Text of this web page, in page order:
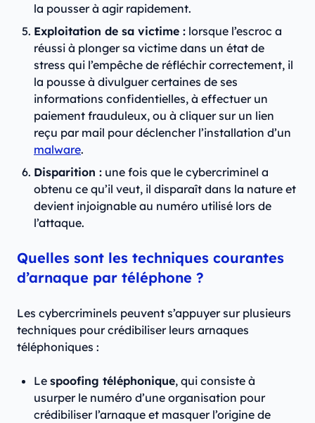
la pousser à agir rapidement.
Exploitation de sa victime : lorsque l’escroc a
réussi à plonger sa victime dans un état de
stress qui l’empêche de réfléchir correctement, il
la pousse à divulguer certaines de ses
informations confidentielles, à effectuer un
paiement frauduleux, ou à cliquer sur un lien
reçu par mail pour déclencher l’installation d’un
malware.
Disparition : une fois que le cybercriminel a
obtenu ce qu’il veut, il disparaît dans la nature et
devient injoignable au numéro utilisé lors de
l’attaque.
Quelles sont les techniques courantes
d’arnaque par téléphone ?
Les cybercriminels peuvent s’appuyer sur plusieurs
techniques pour crédibiliser leurs arnaques
téléphoniques :
Le spoofing téléphonique, qui consiste à
usurper le numéro d’une organisation pour
crédibiliser l’arnaque et masquer l’origine de